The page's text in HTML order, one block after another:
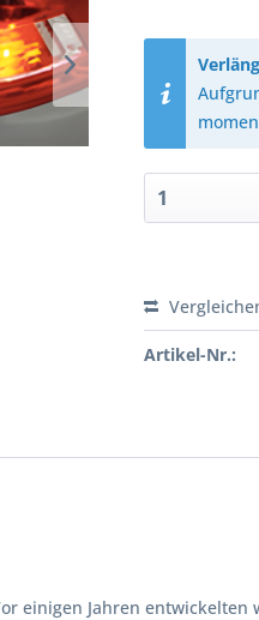
Artikel-Nr.:
einigen Jahren